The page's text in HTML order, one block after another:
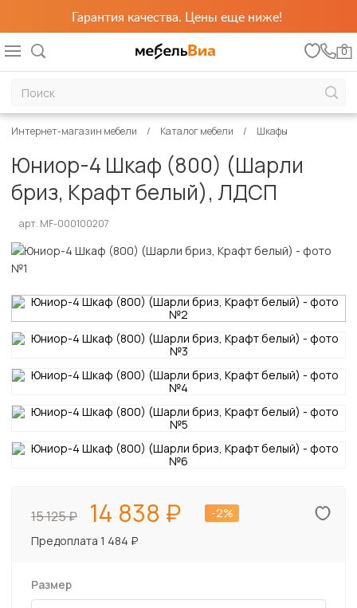
Гарантия качества. Цены еще ниже!
0
Интернет-магазин мебели Каталог мебели Шкафы
Юниор-4 Шкаф (800) (Шарли
бриз, Крафт белый), ЛДСП
арт. MF-000100207
15 125 14 838
-2%
Предоплата 1 484 ₽
Размер